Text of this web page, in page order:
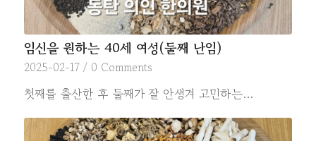
임신을 원하는 40세 여성(둘째 난임)
2025-02-17 / 0 Comments
첫째를 출산한 후 둘째가 잘 안생겨 고민하는…